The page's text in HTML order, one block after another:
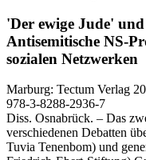
'Der ewige Jude'
Antisemitische NS-
sozialen Netzwerken
Marburg: Tectum Verlag
978-3-8288-2936-7
Diss. Osnabrück. – Das
verschiedenen Debatten
Tuvia Tenenbom) und